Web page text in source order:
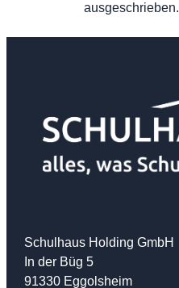
ausgeschrieben.
Schulhaus Holding GmbH
In der Büg 5
91330 Eggolsheim